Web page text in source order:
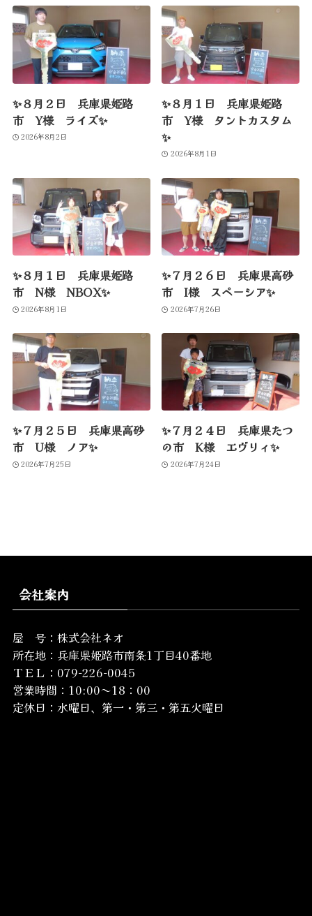
✨８月２日 兵庫県姫路
市 Y様 ライズ✨
2026年8月2日
✨８月１日 兵庫県姫路
市 Y様 タントカスタム
✨
2026年8月1日
✨８月１日 兵庫県姫路
市 N様 NBOX✨
2026年8月1日
✨７月２６日 兵庫県高砂
市 I様 スペーシア✨
2026年7月26日
✨７月２５日 兵庫県高砂
市 U様 ノア✨
2026年7月25日
✨７月２４日 兵庫県たつ
の市 K様 エヴリィ✨
2026年7月24日
会社案内
屋 号：株式会社ネオ
所在地： 兵庫県姫路市南条1丁目40番地
ＴＥＬ：079-226-0045
営業時間：10:00～18：00
定休日：水曜日、第一・第三・第五火曜日